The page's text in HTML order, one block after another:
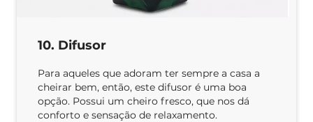
10. Difusor
Para aqueles que adoram ter sempre a casa a
cheirar bem, então, este difusor é uma boa
opção. Possui um cheiro fresco, que nos dá
conforto e sensação de relaxamento.